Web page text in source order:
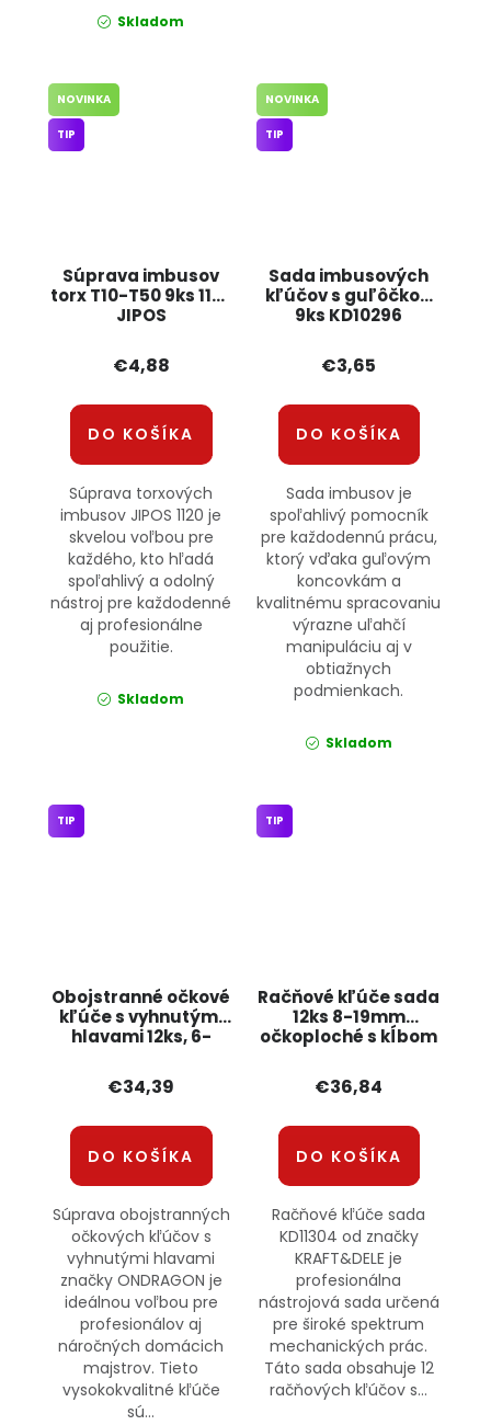
Skladom
Súprava imbusov
torx T10-T50 9ks 1120
JIPOS
NOVINKA
TIP
€4,88
DO KOŠÍKA
Súprava torxových
imbusov JIPOS 1120 je
skvelou voľbou pre
každého, kto hľadá
spoľahlivý a odolný
nástroj pre každodenné
aj profesionálne
použitie.
Skladom
Sada imbusových
kľúčov s guľôčkou
9ks KD10296
NOVINKA
TIP
€3,65
DO KOŠÍKA
Sada imbusov je
spoľahlivý pomocník
pre každodennú prácu,
ktorý vďaka guľovým
koncovkám a
kvalitnému spracovaniu
výrazne uľahčí
manipuláciu aj v
obtiažnych
podmienkach.
Skladom
Obojstranné očkové
kľúče s vyhnutými
hlavami 12ks, 6-
ONDRAGON
TIP
€34,39
DO KOŠÍKA
Súprava obojstranných
očkových kľúčov s
vyhnutými hlavami
značky ONDRAGON je
ideálnou voľbou pre
profesionálov aj
náročných domácich
majstrov. Tieto
vysokokvalitné kľúče
sú...
Račňové kľúče sada
12ks 8-19mm
očkoploché s kĺbom
KRAFT&amp;DELE
TIP
€36,84
DO KOŠÍKA
Račňové kľúče sada
KD11304 od značky
KRAFT&DELE je
profesionálna
nástrojová sada určená
pre široké spektrum
mechanických prác.
Táto sada obsahuje 12
račňových kľúčov s...